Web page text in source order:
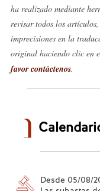
ha realizado mediante
revisar todos los
imprecisiones en la
original haciendo clic en
favor contáctenos.
Desde 05/08/